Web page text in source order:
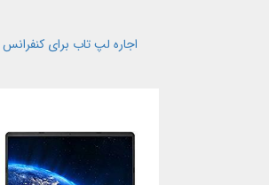
اجاره لپ تاب برای کنفرانس